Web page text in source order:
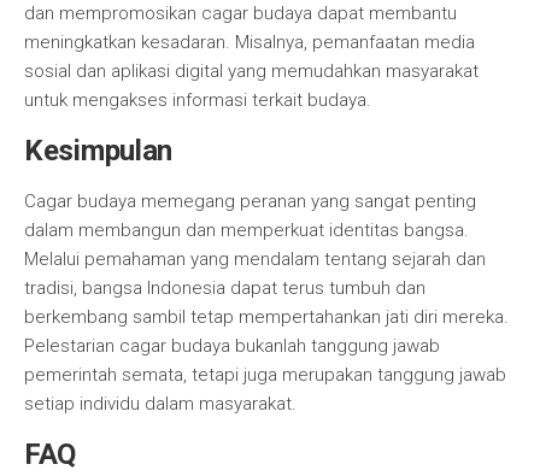
dan mempromosikan cagar budaya dapat membantu
meningkatkan kesadaran. Misalnya, pemanfaatan media
sosial dan aplikasi digital yang memudahkan masyarakat
untuk mengakses informasi terkait budaya.
Kesimpulan
Cagar budaya memegang peranan yang sangat penting
dalam membangun dan memperkuat identitas bangsa.
Melalui pemahaman yang mendalam tentang sejarah dan
tradisi, bangsa Indonesia dapat terus tumbuh dan
berkembang sambil tetap mempertahankan jati diri mereka.
Pelestarian cagar budaya bukanlah tanggung jawab
pemerintah semata, tetapi juga merupakan tanggung jawab
setiap individu dalam masyarakat.
FAQ